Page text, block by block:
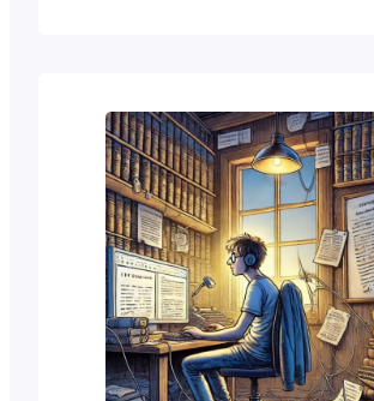
antivirussoftware, maar één…